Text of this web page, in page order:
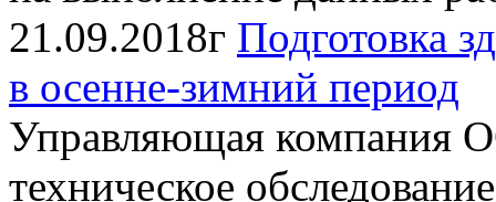
21.09.2018г Подготовка
в осенне-зимний период
Управляющая
техническое